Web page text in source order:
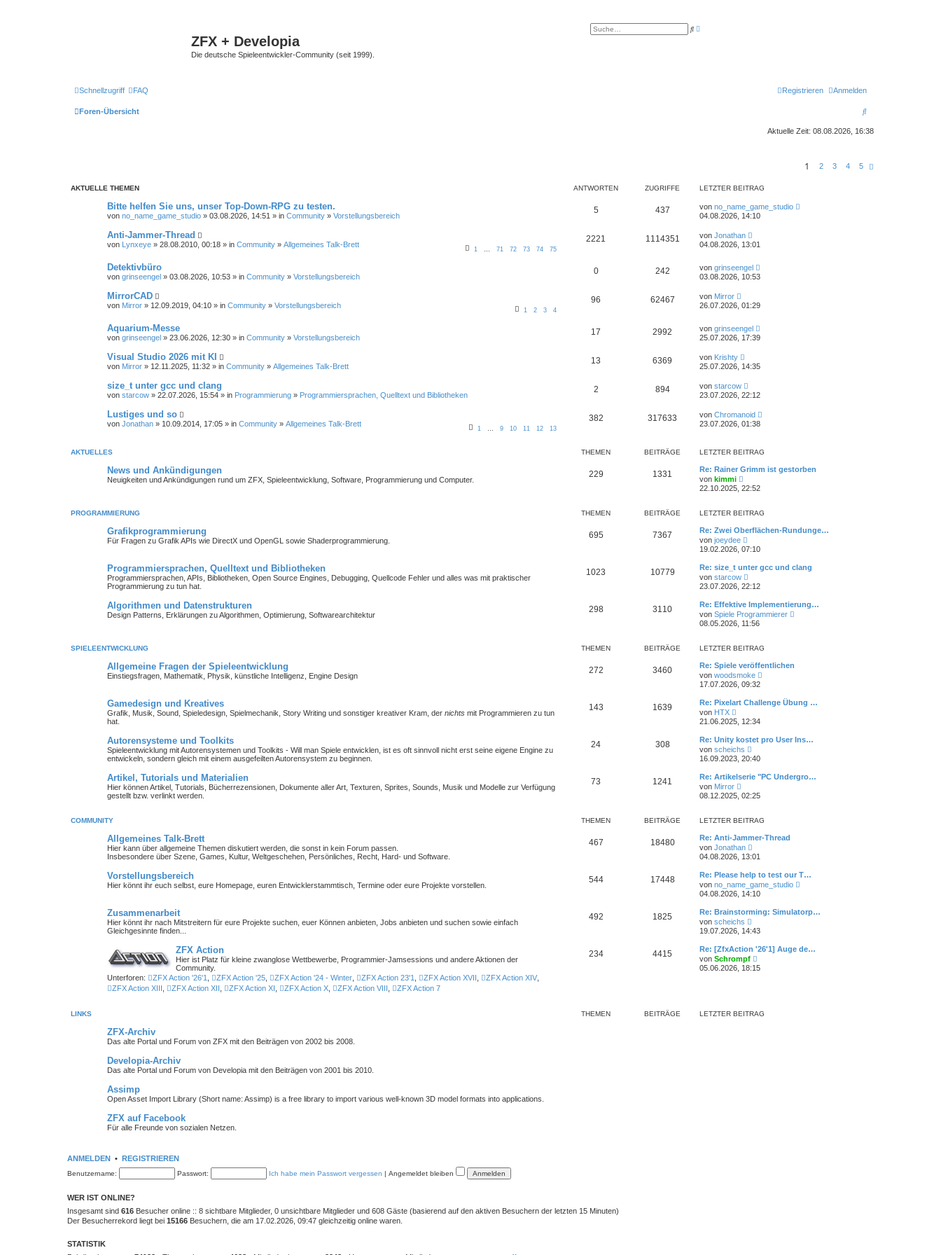
ZFX + Developia
Die deutsche Spieleentwickler-Community (seit 1999).
S
Schnellzugriff FAQ Anmelden
Registrieren
Foren-Übersicht
S
u
Aktuelle Zeit: 08.08.2026, 16:38
1 2 3 4 5
AKTUELLE THEMEN ANTWORTEN ZUGRIFFE LETZTER BEITRAG
Bitte helfen Sie uns, unser Top-Down-RPG zu testen.
von no_name_game_studio » 03.08.2026, 14:51 » in Community » Vorstellungsbereich
5 437 von no_name_game_studio
04.08.2026, 14:10
Anti-Jammer-Thread
1 71 72 73 74 75
von Lynxeye » 28.08.2010, 00:18 » in Community » Allgemeines Talk-Brett
2221 1114351 von Jonathan
04.08.2026, 13:01
Detektivbüro
von grinseengel » 03.08.2026, 10:53 » in Community » Vorstellungsbereich
0 242 von grinseengel
03.08.2026, 10:53
MirrorCAD
1 2 3 4
von Mirror » 12.09.2019, 04:10 » in Community » Vorstellungsbereich
96 62467 von Mirror
26.07.2026, 01:29
Aquarium-Messe
von grinseengel » 23.06.2026, 12:30 » in Community » Vorstellungsbereich
17 2992 von grinseengel
25.07.2026, 17:39
Visual Studio 2026 mit KI
von Mirror » 12.11.2025, 11:32 » in Community » Allgemeines Talk-Brett
13 6369 von Krishty
25.07.2026, 14:35
size_t unter gcc und clang
von starcow » 22.07.2026, 15:54 » in Programmierung » Programmiersprachen, Quelltext und Bibliotheken
2 894 von starcow
23.07.2026, 22:12
Lustiges und so
1 9 10 11 12 13
von Jonathan » 10.09.2014, 17:05 » in Community » Allgemeines Talk-Brett
382 317633 von Chromanoid
23.07.2026, 01:38
AKTUELLES THEMEN BEITRÄGE LETZTER BEITRAG
News und Ankündigungen
Neuigkeiten und Ankündigungen rund um ZFX, Spieleentwicklung, Software, Programmierung und Computer.
229 1331
Re: Rainer Grimm ist gestorben
von kimmi
e
u
s
e
r
B
e
t
r
a
22.10.2025, 22:52
PROGRAMMIERUNG THEMEN BEITRÄGE LETZTER BEITRAG
Grafikprogrammierung
Für Fragen zu Grafik APIs wie DirectX und OpenGL sowie Shaderprogrammierung.
695 7367
Re: Zwei Oberflächen-Rundunge…
von joeydee
e
u
s
t
e
B
e
i
a
19.02.2026, 07:10
Programmiersprachen, Quelltext und Bibliotheken
Programmiersprachen, APIs, Bibliotheken, Open Source Engines, Debugging, Quellcode Fehler und alles was mit praktischer
Programmierung zu tun hat.
1023 10779
Re: size_t unter gcc und clang
von starcow
e
u
e
s
t
e
e
t
r
a
23.07.2026, 22:12
Algorithmen und Datenstrukturen
Design Patterns, Erklärungen zu Algorithmen, Optimierung, Softwarearchitektur
298 3110
Re: Effektive Implementierung…
von Spiele Programmierer
t
08.05.2026, 11:56
SPIELEENTWICKLUNG THEMEN BEITRÄGE LETZTER BEITRAG
Allgemeine Fragen der Spieleentwicklung
Einstiegsfragen, Mathematik, Physik, künstliche Intelligenz, Engine Design
272 3460
Re: Spiele veröffentlichen
von woodsmoke
e
s
B
r
a
17.07.2026, 09:32
Gamedesign und Kreatives
Grafik, Musik, Sound, Spieledesign, Spielmechanik, Story Writing und sonstiger kreativer Kram, der nichts mit Programmieren zu tun
hat.
143 1639
Re: Pixelart Challenge Übung …
von HTX
e
u
e
s
t
e
B
e
i
a
21.06.2025, 12:34
Autorensysteme und Toolkits
Spieleentwicklung mit Autorensystemen und Toolkits - Will man Spiele entwicklen, ist es oft sinnvoll nicht erst seine eigene Engine zu
entwickeln, sondern gleich mit einem ausgefeilten Autorensystem zu beginnen.
24 308
Re: Unity kostet pro User Ins…
von scheichs
e
u
s
e
e
t
r
a
16.09.2023, 20:40
Artikel, Tutorials und Materialien
Hier können Artikel, Tutorials, Bücherrezensionen, Dokumente aller Art, Texturen, Sprites, Sounds, Musik und Modelle zur Verfügung
gestellt bzw. verlinkt werden.
73 1241
Re: Artikelserie "PC Undergro…
von Mirror
e
u
s
e
r
B
e
t
r
a
08.12.2025, 02:25
COMMUNITY THEMEN BEITRÄGE LETZTER BEITRAG
Allgemeines Talk-Brett
Hier kann über allgemeine Themen diskutiert werden, die sonst in kein Forum passen.
Insbesondere über Szene, Games, Kultur, Weltgeschehen, Persönliches, Recht, Hard- und Software.
467 18480
Re: Anti-Jammer-Thread
von Jonathan
e
u
s
t
e
B
i
r
a
g
04.08.2026, 13:01
Vorstellungsbereich
Hier könnt ihr euch selbst, eure Homepage, euren Entwicklerstammtisch, Termine oder eure Projekte vorstellen.
544 17448
Re: Please help to test our T…
von no_name_game_studio
s
B
04.08.2026, 14:10
Zusammenarbeit
Hier könnt ihr nach Mitstreitern für eure Projekte suchen, euer Können anbieten, Jobs anbieten und suchen sowie einfach
Gleichgesinnte finden...
492 1825
Re: Brainstorming: Simulatorp…
von scheichs
e
u
s
e
t
19.07.2026, 14:43
ZFX Action
Hier ist Platz für kleine zwanglose Wettbewerbe, Programmier-Jamsessions und andere Aktionen der
Community.
Unterforen:
ZFX Action '26'1 ZFX Action '25 ZFX Action '24 - Winter ZFX Action 23'1 ZFX Action XVII ZFX Action XIV
ZFX Action XIII
ZFX Action XII ZFX Action XI ZFX Action X ZFX Action VIII ZFX Action 7
234 4415
Re: [ZfxAction '26'1] Auge de…
von Schrompf
e
u
r
05.06.2026, 18:15
LINKS THEMEN BEITRÄGE LETZTER BEITRAG
ZFX-Archiv
Das alte Portal und Forum von ZFX mit den Beiträgen von 2002 bis 2008.
Developia-Archiv
Das alte Portal und Forum von Developia mit den Beiträgen von 2001 bis 2010.
Assimp
Open Asset Import Library (Short name: Assimp) is a free library to import various well-known 3D model formats into applications.
ZFX auf Facebook
Für alle Freunde von sozialen Netzen.
ANMELDEN • REGISTRIEREN
Benutzername: Passwort: Ich habe mein Passwort vergessen | Angemeldet bleiben
WER IST ONLINE?
Insgesamt sind 616 Besucher online :: 8 sichtbare Mitglieder, 0 unsichtbare Mitglieder und 608 Gäste (basierend auf den aktiven Besuchern der letzten 15 Minuten)
Der Besucherrekord liegt bei 15166 Besuchern, die am 17.02.2026, 09:47 gleichzeitig online waren.
STATISTIK